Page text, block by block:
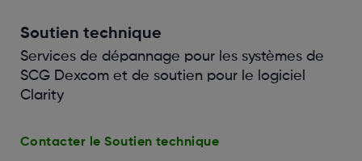
Soutien technique
Services de dépannage pour les systèmes de
SCG Dexcom et de soutien pour le logiciel
Clarity
Contacter le Soutien technique